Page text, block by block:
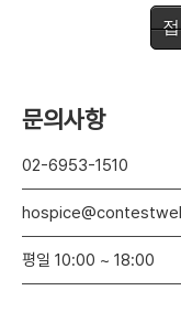
문의사항
02-6953-1510
평일 10:00 ~ 18:00